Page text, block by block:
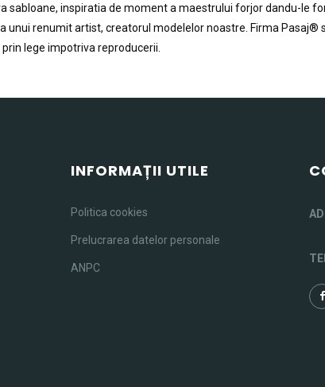
inspiratia de moment a maestrului forjor dandu-le
unui renumit artist, creatorul modelelor noastre. Firma Pasaj®
lege impotriva reproducerii.
INFORMAȚII UTILE
Politica cookies
Prelucrarea datelor personale
ANPC